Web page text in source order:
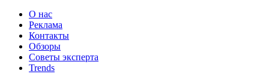
О нас
Реклама
Контакты
Обзоры
Советы эксперта
Trends